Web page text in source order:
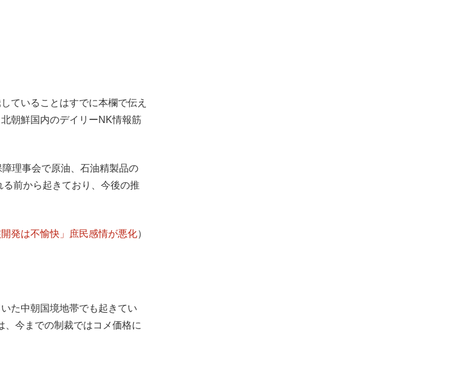
ていることはすでに本欄で伝え
朝鮮国内のデイリーNK情報筋
理事会で原油、石油精製品の
前から起きており、今後の推
発は不愉快」庶民感情が悪化）
た中朝国境地帯でも起きてい
、今までの制裁ではコメ価格に